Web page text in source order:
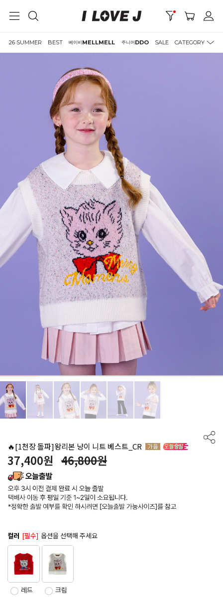
26 SUMMER BEST 베이비MELLMELL 주니어DDO SALE CATEGORY
🔥[1천장 돌파]왕리본 냥이 니트 베스트_CR
37,400원 46,800원
컬러 [필수] 옵션을 선택해 주세요
레드 크림